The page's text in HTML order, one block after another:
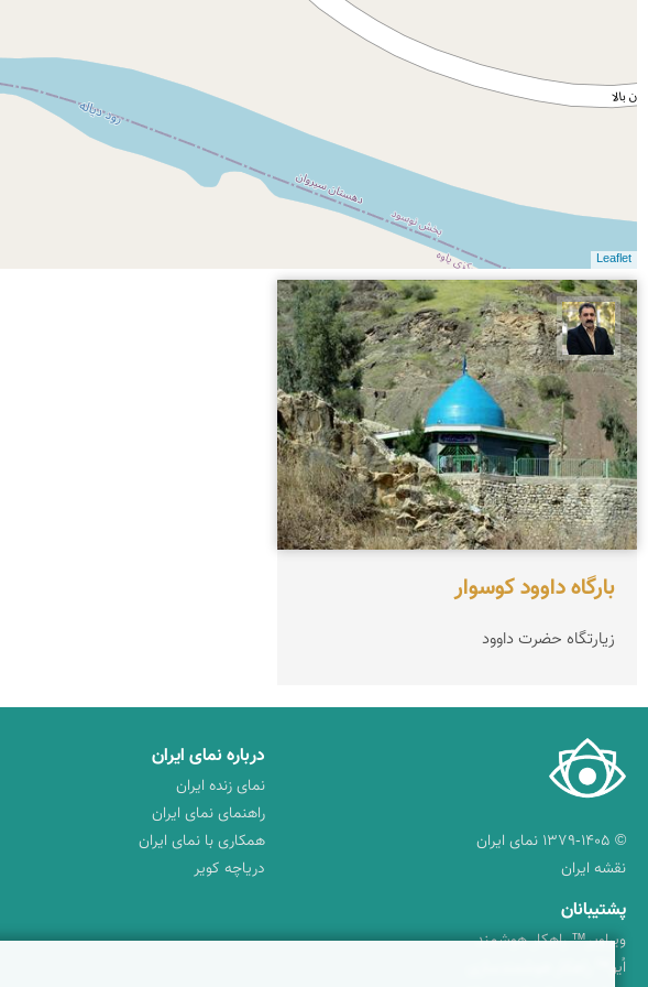
Leaflet
عدنان مرادی
بارگاه داوود کوسوار
زیارتگاه حضرت داوود
© ۱۳۷۹-۱۴۰۵ نمای ایران
نقشه ایران
درباره نمای ایران
نمای زنده ایران
راهنمای نمای ایران
همکاری با نمای ایران
دریاچه کویر
پشتیبانان
ویراویر™ راهکار هوشمند
اُیو™ راهکار هوشمندسازی